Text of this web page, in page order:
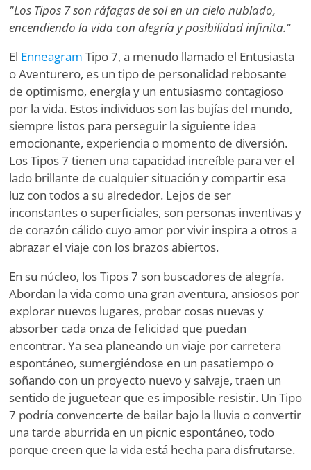
"Los Tipos 7 son ráfagas de sol en un cielo nublado,
encendiendo la vida con alegría y posibilidad infinita."
El Enneagram Tipo 7, a menudo llamado el Entusiasta
o Aventurero, es un tipo de personalidad rebosante
de optimismo, energía y un entusiasmo contagioso
por la vida. Estos individuos son las bujías del mundo,
siempre listos para perseguir la siguiente idea
emocionante, experiencia o momento de diversión.
Los Tipos 7 tienen una capacidad increíble para ver el
lado brillante de cualquier situación y compartir esa
luz con todos a su alrededor. Lejos de ser
inconstantes o superficiales, son personas inventivas y
de corazón cálido cuyo amor por vivir inspira a otros a
abrazar el viaje con los brazos abiertos.
En su núcleo, los Tipos 7 son buscadores de alegría.
Abordan la vida como una gran aventura, ansiosos por
explorar nuevos lugares, probar cosas nuevas y
absorber cada onza de felicidad que puedan
encontrar. Ya sea planeando un viaje por carretera
espontáneo, sumergiéndose en un pasatiempo o
soñando con un proyecto nuevo y salvaje, traen un
sentido de juguetear que es imposible resistir. Un Tipo
7 podría convencerte de bailar bajo la lluvia o convertir
una tarde aburrida en un picnic espontáneo, todo
porque creen que la vida está hecha para disfrutarse.